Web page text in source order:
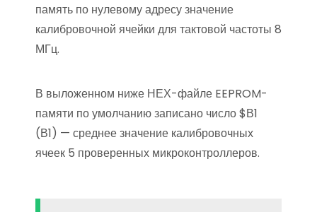
память по нулевому адресу значение
калибровочной ячейки для тактовой частоты 8
МГц.
В выложенном ниже НЕХ-файле EEPROM-
памяти по умолчанию записано число $В1
(В1) — среднее значение калибровочных
ячеек 5 проверенных микроконтроллеров.